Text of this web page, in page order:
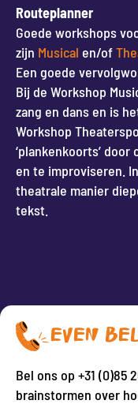
Routeplanner
Goede workshops
zijn Musical en/of
Een goede
Bij de Workshop
zang en dans en is
Workshop
‘plankenkoorts’
en te improviseren.
theatrale manier
tekst.
EVEN
Bel ons op +31 (0)85
brainstormen over